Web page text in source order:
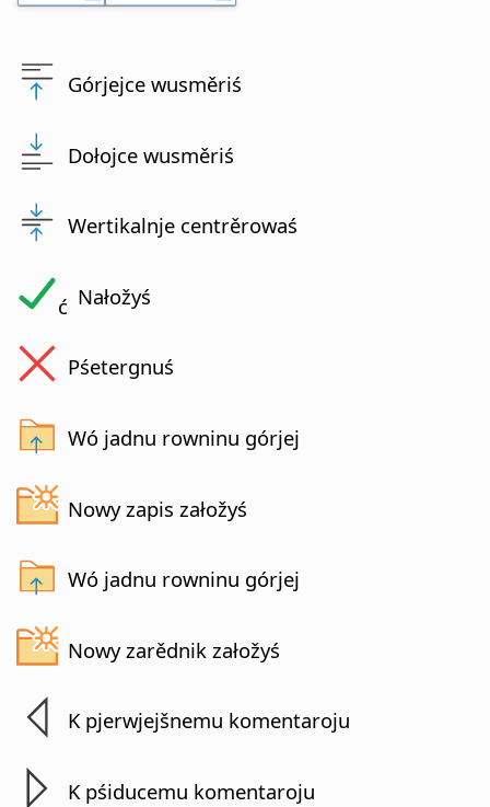
Górjejce wusměriś
Dołojce wusměriś
Wertikalnje centrěrowaś
ć Nałožyś
Pśetergnuś
Wó jadnu rowninu górjej
Nowy zapis załožyś
Wó jadnu rowninu górjej
Nowy zarědnik załožyś
K pjerwjejšnemu komentaroju
K pśiducemu komentaroju